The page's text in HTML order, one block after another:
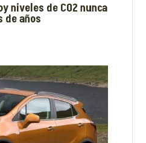
niveles de CO2 nunca
de años